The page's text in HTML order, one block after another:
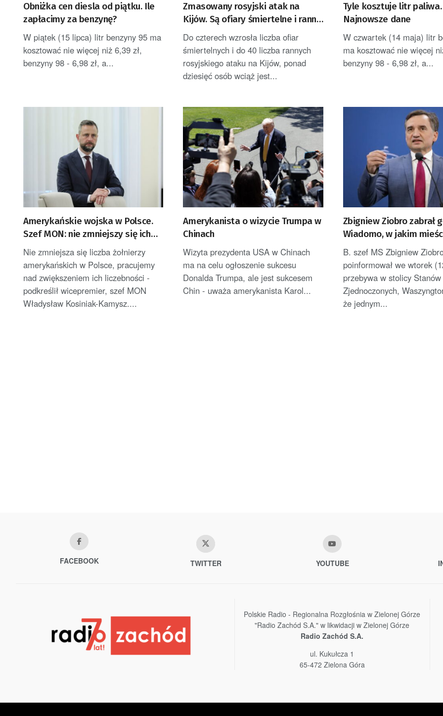
Obniżka cen diesla od piątku. Ile
zapłacimy za benzynę?
W piątek (15 lipca) litr benzyny 95 ma
kosztować nie więcej niż 6,39 zł,
benzyny 98 - 6,98 zł, a...
Zmasowany rosyjski atak na
Kijów. Są ofiary śmiertelne i ranni
[AKTUALIZACJA]
Do czterech wzrosła liczba ofiar
śmiertelnych i do 40 liczba rannych
rosyjskiego ataku na Kijów, ponad
dziesięć osób wciąż jest...
Tyle kosztuje litr paliwa.
Najnowsze dane
W czwartek (14 maja) litr
ma kosztować nie więcej
benzyny 98 - 6,98 zł, a...
Amerykańskie wojska w Polsce.
Szef MON: nie zmniejszy się ich
liczba [AKTUALIZACJA]
Nie zmniejsza się liczba żołnierzy
amerykańskich w Polsce, pracujemy
nad zwiększeniem ich liczebności -
podkreślił wicepremier, szef MON
Władysław Kosiniak-Kamysz....
Amerykanista o wizycie Trumpa w
Chinach
Wizyta prezydenta USA w Chinach
ma na celu ogłoszenie sukcesu
Donalda Trumpa, ale jest sukcesem
Chin - uważa amerykanista Karol...
Zbigniew Ziobro zabrał
Wiadomo, w jakim
przebywa
B. szef MS Zbigniew
poinformował we wtorek
przebywa w stolicy Stanów
Zjednoczonych,
że jednym...
FACEBOOK TWITTER YOUTUBE
Polskie Radio - Regionalna Rozgłośnia w Zielonej Górze
"Radio Zachód S.A." w likwidacji w Zielonej Górze
Radio Zachód S.A.
ul. Kukułcza 1
65-472 Zielona Góra